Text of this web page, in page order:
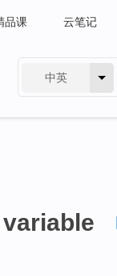
品课 云笔记
中英